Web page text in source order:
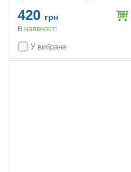
420 грн
В наявності
У вибране